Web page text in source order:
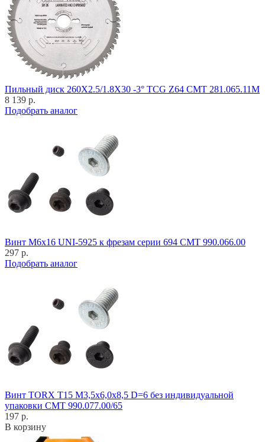
Пильный диск 260X2.5/1.8X30 -3° TCG Z64 CMT 281.065.11M
8 139 р.
Подобрать аналог
Винт M6x16 UNI-5925 к фрезам серии 694 CMT 990.066.00
297 р.
Подобрать аналог
Винт TORX T15 M3,5x6,0x8,5 D=6 без индивидуальной
упаковки CMT 990.077.00/65
197 р.
В корзину